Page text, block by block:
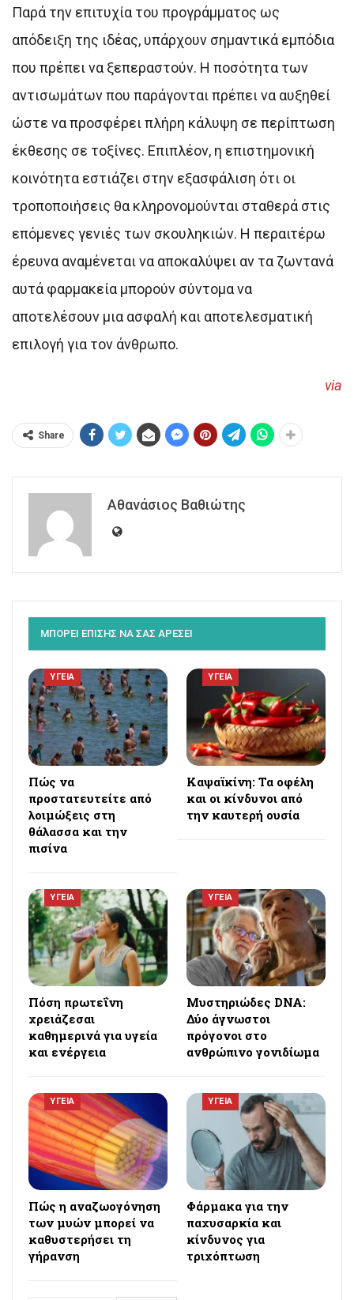
Παρά την επιτυχία του προγράμματος ως
απόδειξη της ιδέας, υπάρχουν σημαντικά εμπόδια
που πρέπει να ξεπεραστούν. Η ποσότητα των
αντισωμάτων που παράγονται πρέπει να αυξηθεί
ώστε να προσφέρει πλήρη κάλυψη σε περίπτωση
έκθεσης σε τοξίνες. Επιπλέον, η επιστημονική
κοινότητα εστιάζει στην εξασφάλιση ότι οι
τροποποιήσεις θα κληρονομούνται σταθερά στις
επόμενες γενιές των σκουληκιών. Η περαιτέρω
έρευνα αναμένεται να αποκαλύψει αν τα ζωντανά
αυτά φαρμακεία μπορούν σύντομα να
αποτελέσουν μια ασφαλή και αποτελεσματική
επιλογή για τον άνθρωπο.
via
Share
Αθανάσιος Βαθιώτης
ΜΠΟΡΕΙ ΕΠΙΣΗΣ ΝΑ ΣΑΣ ΑΡΕΣΕΙ
ΥΓΕΙΑ
Πώς να
προστατευτείτε από
λοιμώξεις στη
θάλασσα και την
πισίνα
ΥΓΕΙΑ
Καψαϊκίνη: Τα οφέλη
και οι κίνδυνοι από
την καυτερή ουσία
ΥΓΕΙΑ
Πόση πρωτεΐνη
χρειάζεσαι
καθημερινά για υγεία
και ενέργεια
ΥΓΕΙΑ
Μυστηριώδες DNA:
Δύο άγνωστοι
πρόγονοι στο
ανθρώπινο γονιδίωμα
ΥΓΕΙΑ
Πώς η αναζωογόνηση
των μυών μπορεί να
καθυστερήσει τη
γήρανση
ΥΓΕΙΑ
Φάρμακα για την
παχυσαρκία και
κίνδυνος για
τριχόπτωση